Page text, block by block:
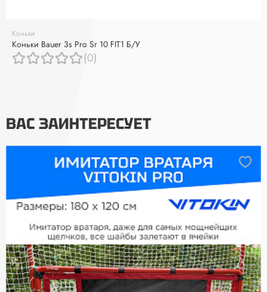
Коньки
Коньки Bauer 3s Pro Sr 10 FIT1 Б/У
(0)
ВАС ЗАИНТЕРЕСУЕТ